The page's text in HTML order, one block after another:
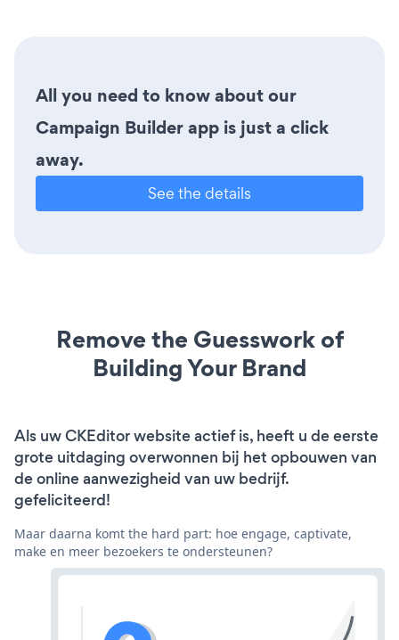
All you need to know about our
Campaign Builder app is just a click
away.
See the details
Remove the Guesswork of
Building Your Brand
Als uw CKEditor website actief is, heeft u de eerste
grote uitdaging overwonnen bij het opbouwen van
de online aanwezigheid van uw bedrijf.
gefeliciteerd!
Maar daarna komt the hard part: hoe engage, captivate,
make en meer bezoekers te ondersteunen?